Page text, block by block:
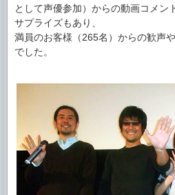
として声優参加）からの動画コメン
サプライズもあり、
満員のお客様（265名）からの歓声
でした。